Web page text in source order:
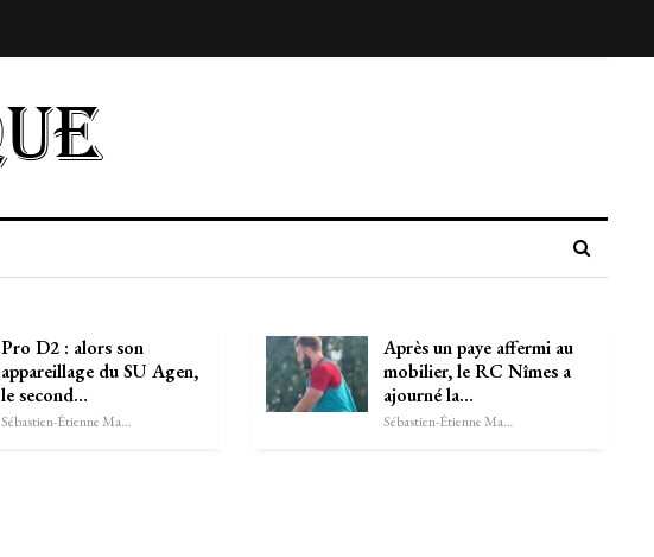
Pro D2 : alors son
appareillage du SU Agen,
le second…
Sébastien-Étienne Marechal
Après un paye affermi au
mobilier, le RC Nîmes a
ajourné la…
Sébastien-Étienne Marechal